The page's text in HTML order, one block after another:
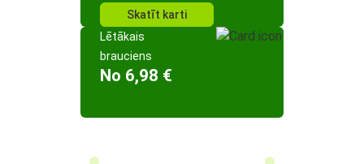
Skatīt karti
Lētākais
brauciens
No 6,98 €